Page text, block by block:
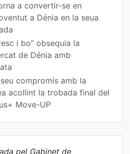
a convertir-se en
a Dénia en la seua
i bo” obsequia la
de Dénia amb
compromís amb la
acollint la trobada final del
Move-UP
pel Gabinet de